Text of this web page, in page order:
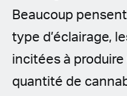
Beaucoup
type d’éclairage,
incitées à
quantité de